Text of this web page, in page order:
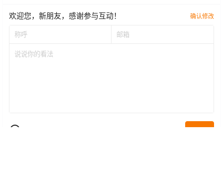
欢迎您，新朋友，感谢参与互动！ 确认修改